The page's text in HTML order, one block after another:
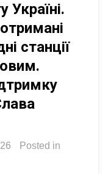
Україні.
станції
Posted in